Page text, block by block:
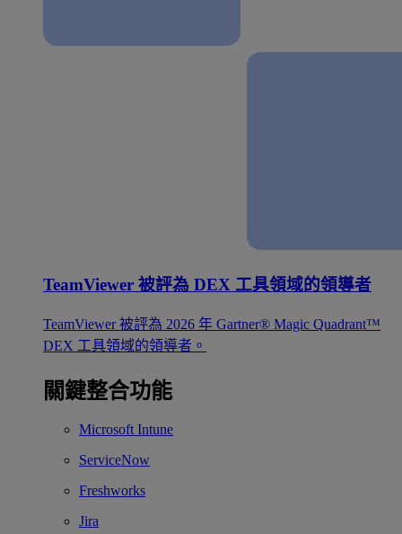
TeamViewer 被評為 DEX 工具領域的領導者
TeamViewer 被評為 2026 年 Gartner® Magic Quadrant™
DEX 工具領域的領導者。
關鍵整合功能
Microsoft Intune
ServiceNow
Freshworks
Jira